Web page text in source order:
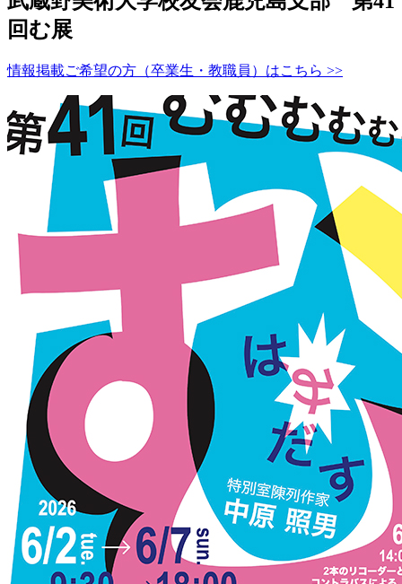
回む展
情報掲載ご希望の方（卒業生・教職員）はこちら >>